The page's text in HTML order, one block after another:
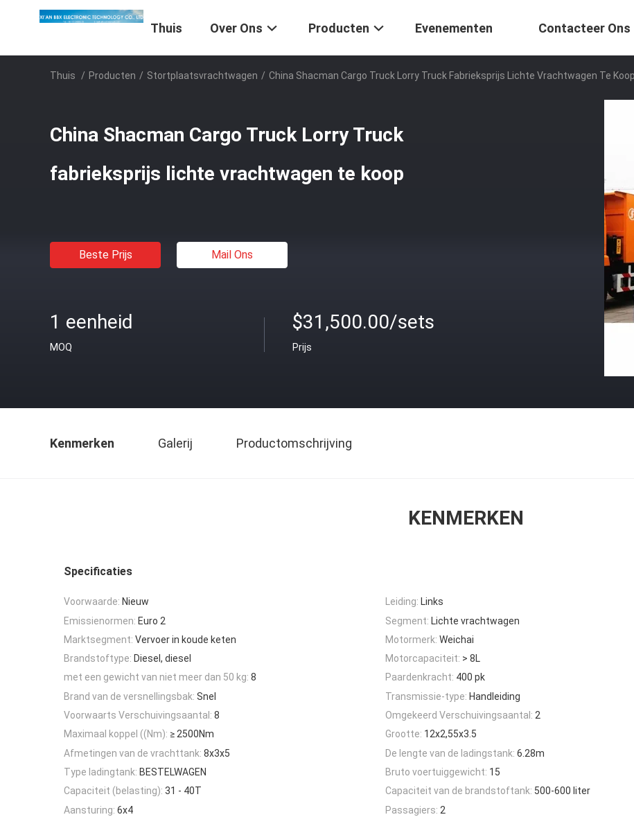
Thuis Over Ons Producten Evenementen Contacteer Ons
Thuis / Producten / Stortplaatsvrachtwagen / China Shacman Cargo Truck Lorry Truck Fabrieksprijs Lichte Vrachtwagen Te Koop
China Shacman Cargo Truck Lorry Truck
fabrieksprijs lichte vrachtwagen te koop
Beste Prijs Mail Ons
1 eenheid
MOQ
$31,500.00/sets
Prijs
Kenmerken Galerij Productomschrijving
KENMERKEN
Specificaties
Voorwaarde: Nieuw Leiding: Links
Emissienormen: Euro 2 Segment: Lichte vrachtwagen
Marktsegment: Vervoer in koude keten Motormerk: Weichai
Brandstoftype: Diesel, diesel Motorcapaciteit: > 8L
met een gewicht van niet meer dan 50 kg: 8 Paardenkracht: 400 pk
Brand van de versnellingsbak: Snel Transmissie-type: Handleiding
Voorwaarts Verschuivingsaantal: 8 Omgekeerd Verschuivingsaantal: 2
Maximaal koppel ((Nm): ≥ 2500Nm Grootte: 12x2,55x3.5
Afmetingen van de vrachttank: 8x3x5 De lengte van de ladingstank: 6.28m
Type ladingtank: BESTELWAGEN Bruto voertuiggewicht: 15
Capaciteit (belasting): 31 - 40T Capaciteit van de brandstoftank: 500-600 liter
Aansturing: 6x4 Passagiers: 2